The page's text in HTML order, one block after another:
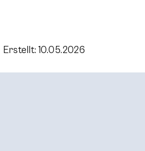
Erstellt: 10.05.2026